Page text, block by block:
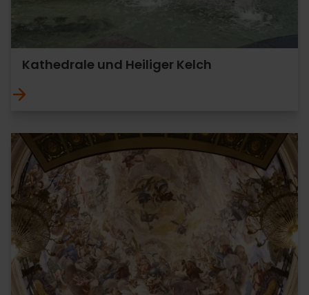
Kathedrale und Heiliger Kelch